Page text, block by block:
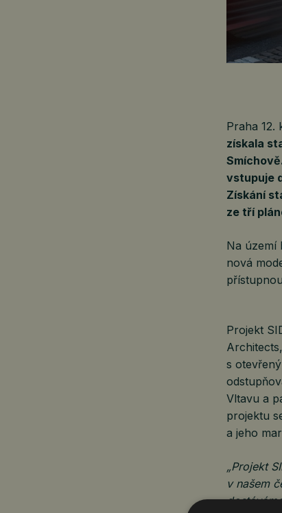
Praha 12.
získala
vstupuje
Získání
ze tří
Na území
nová
Projekt
s
Vltavu a
projektu
a jeho
„Projekt
v našem